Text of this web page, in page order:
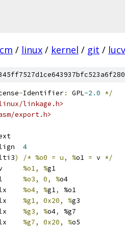
/ linux / kernel / git /
-Identifier: GPL-2.0 */
linkage.h>
export.h>
4
) /* %o0 = u, %o1 = v */
%o1, %g1
%o3, 0, %o4
%o4, %g1,
%o1
%g1, 0x20, %g3
%g3, %o4,
%g7
%g7, 0x20, %o5